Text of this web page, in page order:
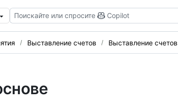
Поискайте или спросите Copilot
Выставление счетов Выставление